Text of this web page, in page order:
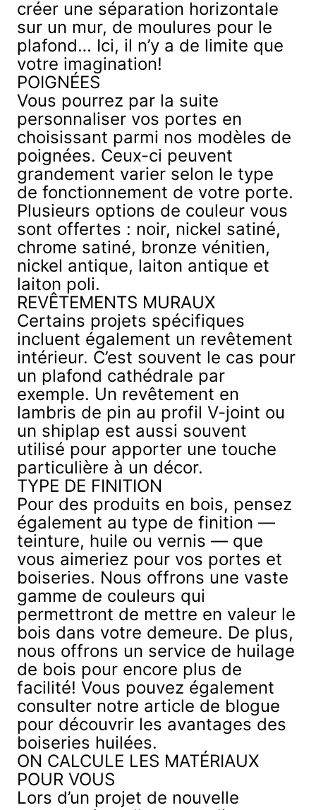
créer une séparation horizontale
sur un mur, de moulures pour le
plafond… Ici, il n’y a de limite que
votre imagination!
POIGNÉES
Vous pourrez par la suite
personnaliser vos portes en
choisissant parmi nos modèles de
poignées. Ceux-ci peuvent
grandement varier selon le type
de fonctionnement de votre porte.
Plusieurs options de couleur vous
sont offertes : noir, nickel satiné,
chrome satiné, bronze vénitien,
nickel antique, laiton antique et
laiton poli.
REVÊTEMENTS MURAUX
Certains projets spécifiques
incluent également un revêtement
intérieur. C’est souvent le cas pour
un plafond cathédrale par
exemple. Un revêtement en
lambris de pin au profil V-joint ou
un shiplap est aussi souvent
utilisé pour apporter une touche
particulière à un décor.
TYPE DE FINITION
Pour des produits en bois, pensez
également au type de finition —
teinture, huile ou vernis — que
vous aimeriez pour vos portes et
boiseries. Nous offrons une vaste
gamme de couleurs qui
permettront de mettre en valeur le
bois dans votre demeure. De plus,
nous offrons un service de huilage
de bois pour encore plus de
facilité! Vous pouvez également
consulter notre article de blogue
pour découvrir les avantages des
boiseries huilées.
ON CALCULE LES MATÉRIAUX
POUR VOUS
Lors d’un projet de nouvelle